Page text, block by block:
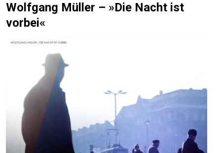
Wolfgang Müller – »Die Nacht ist
vorbei«